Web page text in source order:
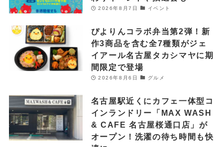
2026年8月7日 イベント
ぴよりんコラボ弁当第2弾！新
作3商品を含む全7種類がジェ
イアール名古屋タカシマヤに期
間限定で登場
2026年8月6日 グルメ
名古屋駅近くにカフェ一体型コ
インランドリー「MAX WASH
& CAFE 名古屋桜通口店」が
オープン！洗濯の待ち時間も快